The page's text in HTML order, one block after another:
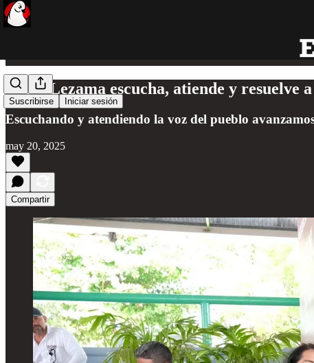
Suscribirse Iniciar sesión
Mara Lezama escucha, atiende y resuelve
Escuchando y atendiendo la voz del pueblo
may 20, 2025
Compartir